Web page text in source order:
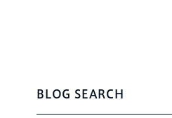
BLOG SEARCH